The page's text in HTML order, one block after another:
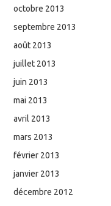
octobre 2013
septembre 2013
août 2013
juillet 2013
juin 2013
mai 2013
avril 2013
mars 2013
février 2013
janvier 2013
décembre 2012